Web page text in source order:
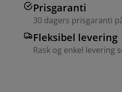
Prisgaranti
30 dagers prisgaranti
Fleksibel levering
Rask og enkel levering